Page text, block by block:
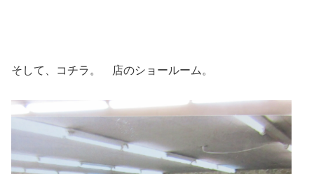
そして、コチラ。 店のショールーム。